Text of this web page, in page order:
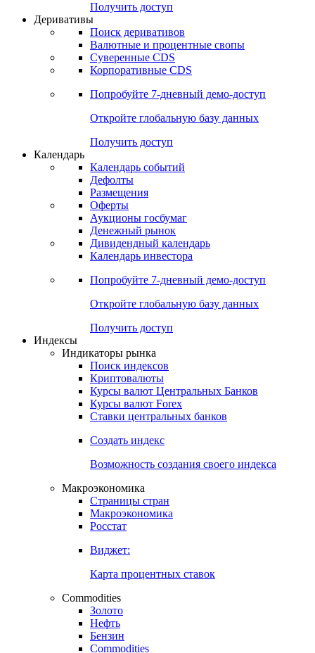
Получить доступ
Деривативы
Поиск деривативов
Валютные и процентные свопы
Суверенные CDS
Корпоративные CDS
Попробуйте 7-дневный демо-доступ
Откройте глобальную базу данных
Получить доступ
Календарь
Календарь событий
Дефолты
Размещения
Оферты
Аукционы госбумаг
Денежный рынок
Дивидендный календарь
Календарь инвестора
Попробуйте 7-дневный демо-доступ
Откройте глобальную базу данных
Получить доступ
Индексы
Индикаторы рынка
Поиск индексов
Криптовалюты
Курсы валют Центральных Банков
Курсы валют Forex
Ставки центральных банков
Создать индекс
Возможность создания своего индекса
Макроэкономика
Страницы стран
Макроэкономика
Росстат
Виджет:
Карта процентных ставок
Commodities
Золото
Нефть
Бензин
Commodities